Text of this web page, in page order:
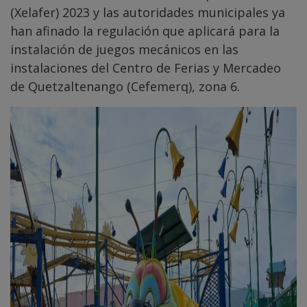
(Xelafer) 2023 y las autoridades municipales ya
han afinado la regulación que aplicará para la
instalación de juegos mecánicos en las
instalaciones del Centro de Ferias y Mercadeo
de Quetzaltenango (Cefemerq), zona 6.